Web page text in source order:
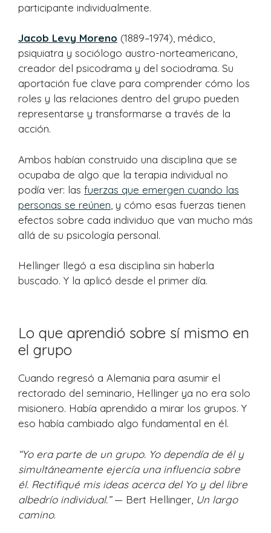
participante individualmente.
Jacob Levy Moreno (1889–1974), médico,
psiquiatra y sociólogo austro-norteamericano,
creador del psicodrama y del sociodrama. Su
aportación fue clave para comprender cómo los
roles y las relaciones dentro del grupo pueden
representarse y transformarse a través de la
acción.
Ambos habían construido una disciplina que se
ocupaba de algo que la terapia individual no
podía ver: las fuerzas que emergen cuando las
personas se reúnen , y cómo esas fuerzas tienen
efectos sobre cada individuo que van mucho más
allá de su psicología personal.
Hellinger llegó a esa disciplina sin haberla
buscado. Y la aplicó desde el primer día.
Lo que aprendió sobre sí mismo en
el grupo
Cuando regresó a Alemania para asumir el
rectorado del seminario, Hellinger ya no era solo
misionero. Había aprendido a mirar los grupos. Y
eso había cambiado algo fundamental en él.
“Yo era parte de un grupo. Yo dependía de él y
simultáneamente ejercía una influencia sobre
él. Rectifiqué mis ideas acerca del Yo y del libre
albedrío individual.”— Bert Hellinger, Un largo
camino.